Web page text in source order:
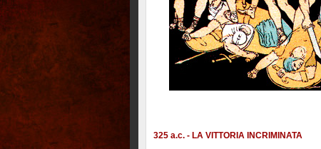
325 a.c. - LA VITTORIA INCRIMINATA